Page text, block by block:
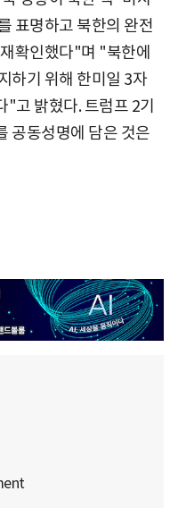
표명하고 북한의 완전
확인했다"며 "북한에
하기 위해 한미일 3자
고 밝혔다. 트럼프 2기
공동성명에 담은 것은